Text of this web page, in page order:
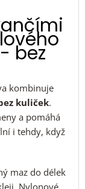
- bez
kombinuje
kuliček.
a pomáhá
i tehdy, když
maz do délek
Nylonové